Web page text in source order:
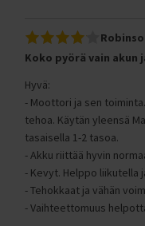
Koko pyörä vain
Hyvä:
- Moottori ja sen
tehoa. Käytän yleensä
tasaisella 1-2 tasoa.
- Akku riittää hyvin
- Kevyt. Helppo liikutella
- Tehokkaat ja vähän
- Vaihteettomuus